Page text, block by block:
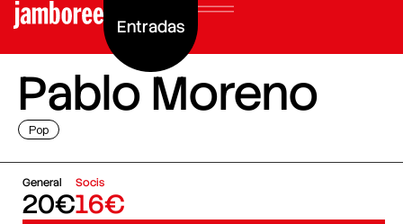
Entradas
Pablo Moreno
Pop
General
20€
Socis
16€